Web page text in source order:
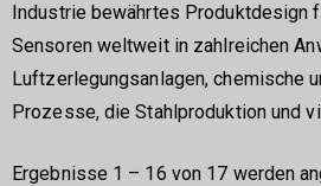
Industrie bewährtes Produktdesign
Sensoren weltweit in zahlreichen
Luftzerlegungsanlagen, chemische
Prozesse, die Stahlproduktion und
Ergebnisse 1 – 16 von 17 werden